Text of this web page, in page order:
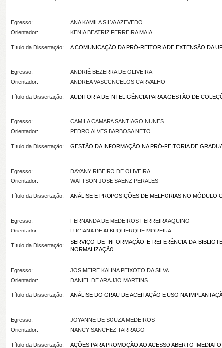
Egresso:
ANA KAMILA SILVA AZEVEDO
Orientador:
KENIA BEATRIZ FERREIRA MAIA
Título da Dissertação: A COMUNICAÇÃO DA PRÓ-REITORIA DE EXTENSÃO DA
Egresso:
ANDRIÊ BEZERRA DE OLIVEIRA
Orientador:
ANDREA VASCONCELOS CARVALHO
Título da Dissertação: AUDITORIA DE INTELIGÊNCIA PARA A GESTÃO DE
Egresso:
CAMILA CAMARA SANTIAGO NUNES
Orientador:
PEDRO ALVES BARBOSA NETO
Título da Dissertação: GESTÃO DA INFORMAÇÃO NA PRÓ-REITORIA DE
Egresso:
DAYANY RIBEIRO DE OLIVEIRA
Orientador:
WATTSON JOSE SAENZ PERALES
Título da Dissertação: ANÁLISE E PROPOSIÇÕES DE MELHORIAS NO MÓDULO
Egresso:
FERNANDA DE MEDEIROS FERREIRA AQUINO
Orientador:
LUCIANA DE ALBUQUERQUE MOREIRA
Título da Dissertação:
SERVIÇO DE INFORMAÇÃO E REFERÊNCIA DA
NORMALIZAÇÃO
Egresso:
JOSIMEIRE KALINA PEIXOTO DA SILVA
Orientador:
DANIEL DE ARAUJO MARTINS
Título da Dissertação: ANÁLISE DO GRAU DE ACEITAÇÃO E USO NA
Egresso:
JOYANNE DE SOUZA MEDEIROS
Orientador:
NANCY SANCHEZ TARRAGO
Título da Dissertação: AÇÕES PARA PROMOÇÃO AO ACESSO ABERTO